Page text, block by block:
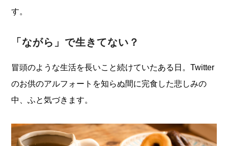
す。
「ながら」で生きてない？
冒頭のような生活を長いこと続けていたある日。Twitter
のお供のアルフォートを知らぬ間に完食した悲しみの
中、ふと気づきます。